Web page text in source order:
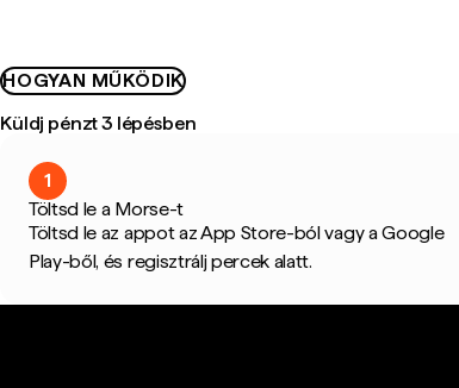
HOGYAN MŰKÖDIK
Küldj pénzt 3 lépésben
1
Töltsd le a Morse-t
Töltsd le az appot az App Store-ból vagy a Google
Play-ből, és regisztrálj percek alatt.